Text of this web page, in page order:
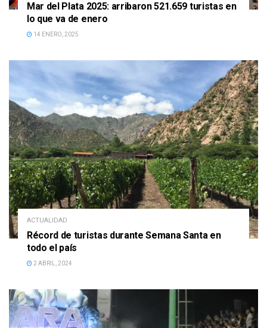
Mar del Plata 2025: arribaron 521.659 turistas en
lo que va de enero
14 ENERO, 2025
ACTUALIDAD
Récord de turistas durante Semana Santa en
todo el país
2 ABRIL, 2024